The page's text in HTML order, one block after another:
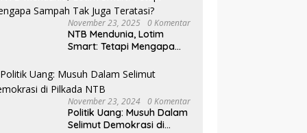
November 23, 2025 0 Komentar
NTB Mendunia, Lotim
Smart: Tetapi Mengapa
Teratasi?
November 23, 2024 0 Komentar
Politik Uang: Musuh Dalam
Selimut Demokrasi di